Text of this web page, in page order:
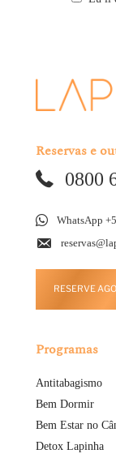
Reservas e
0800
WhatsApp
RESERVE
Programas
Antitabagismo
Bem Dormir
Bem Estar no
Detox Lapinha